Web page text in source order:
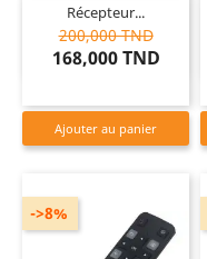
Récepteur...
200,000 TND
168,000 TND
Ajouter au panier
->8%